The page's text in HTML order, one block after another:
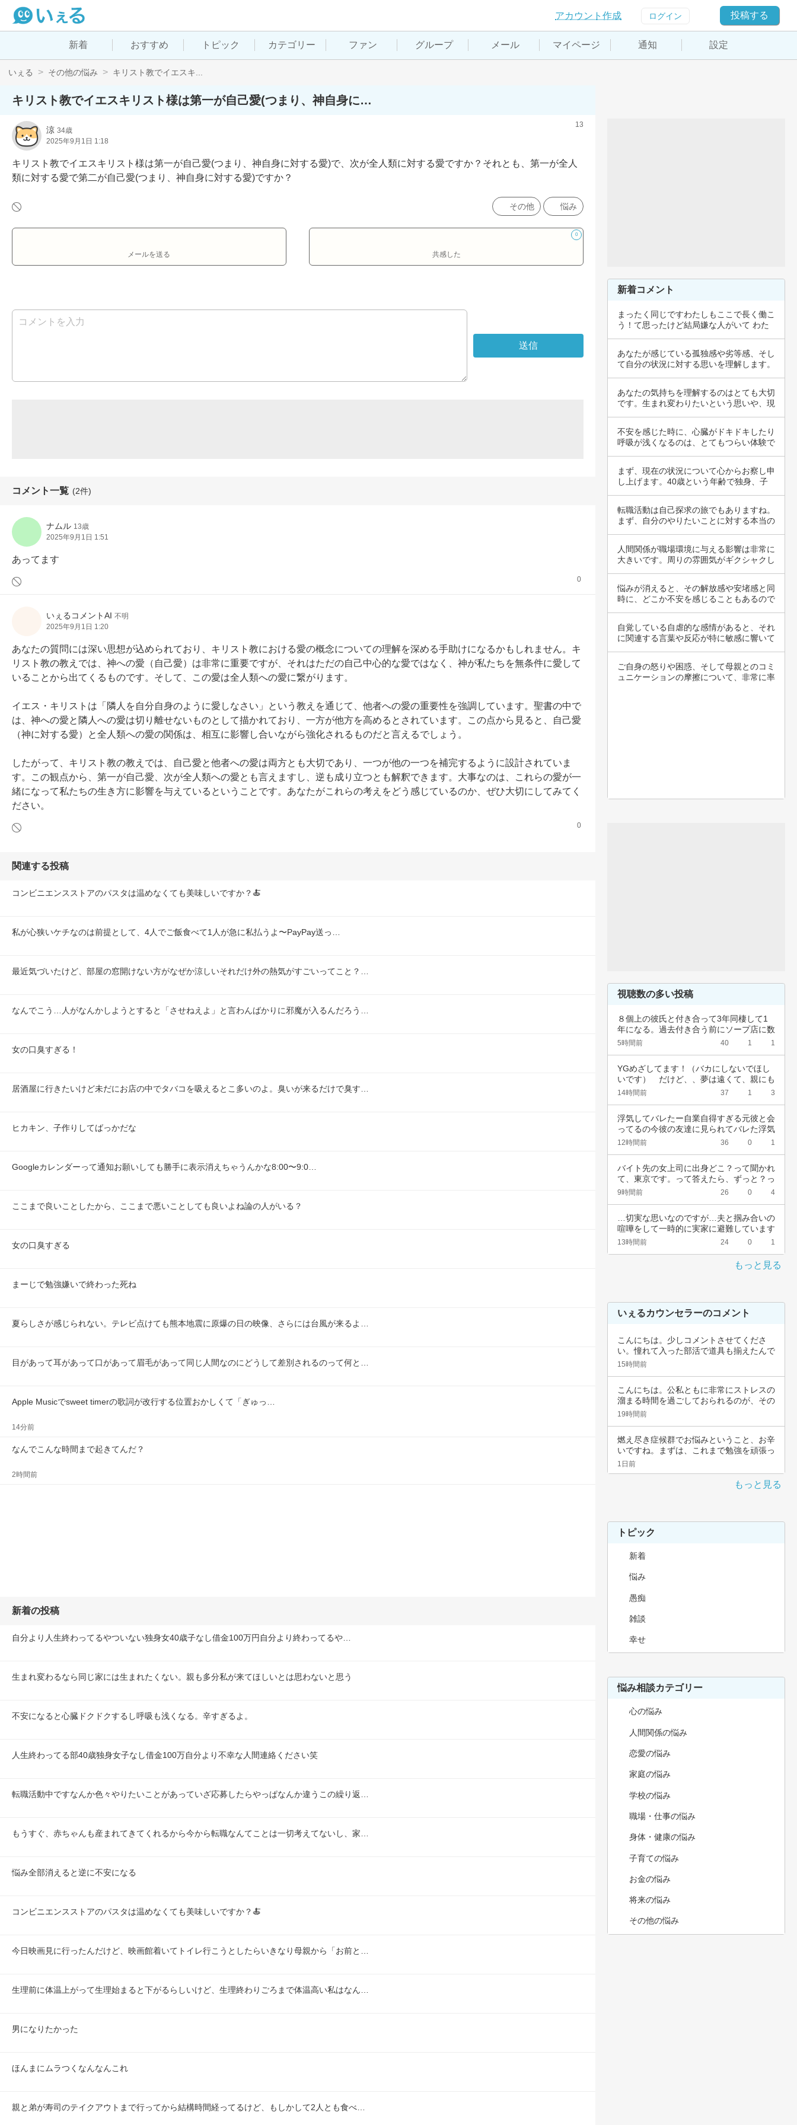
アカウント作成 ログイン 投稿する
新着 おすすめ トピック カテゴリー ファン グループ メール マイページ 通知 設定
いぇる その他の悩み キリスト教でイエスキ...
キリスト教でイエスキリスト様は第一が自己愛(つまり、神自身に…
涼 34歳
2025年9月1日 1:18
13
キリスト教でイエスキリスト様は第一が自己愛(つまり、神自身に対する愛)で、次が全人類に対する愛ですか？それとも、第一が全人
類に対する愛で第二が自己愛(つまり、神自身に対する愛)ですか？
その他 悩み
メールを送る
0
共感した
コメント一覧 (2件)
ナムル 13歳
2025年9月1日 1:51
あってます
0
いぇるコメントAI 不明
2025年9月1日 1:20
あなたの質問には深い思想が込められており、キリスト教における愛の概念についての理解を深める手助けになるかもしれません。キ
リスト教の教えでは、神への愛（自己愛）は非常に重要ですが、それはただの自己中心的な愛ではなく、神が私たちを無条件に愛して
いることから出てくるものです。そして、この愛は全人類への愛に繋がります。
イエス・キリストは「隣人を自分自身のように愛しなさい」という教えを通じて、他者への愛の重要性を強調しています。聖書の中で
は、神への愛と隣人への愛は切り離せないものとして描かれており、一方が他方を高めるとされています。この点から見ると、自己愛
（神に対する愛）と全人類への愛の関係は、相互に影響し合いながら強化されるものだと言えるでしょう。
したがって、キリスト教の教えでは、自己愛と他者への愛は両方とも大切であり、一つが他の一つを補完するように設計されていま
す。この観点から、第一が自己愛、次が全人類への愛とも言えますし、逆も成り立つとも解釈できます。大事なのは、これらの愛が一
緒になって私たちの生き方に影響を与えているということです。あなたがこれらの考えをどう感じているのか、ぜひ大切にしてみてく
ださい。
0
関連する投稿
コンビニエンスストアのパスタは温めなくても美味しいですか？🍝
私が心狭いケチなのは前提として、4人でご飯食べて1人が急に私払うよ〜PayPay送っ…
最近気づいたけど、部屋の窓開けない方がなぜか涼しいそれだけ外の熱気がすごいってこと？…
なんでこう…人がなんかしようとすると「させねえよ」と言わんばかりに邪魔が入るんだろう…
女の口臭すぎる！
居酒屋に行きたいけど未だにお店の中でタバコを吸えるとこ多いのよ。臭いが来るだけで臭す…
ヒカキン、子作りしてばっかだな
Googleカレンダーって通知お願いしても勝手に表示消えちゃうんかな8:00〜9:0…
ここまで良いことしたから、ここまで悪いことしても良いよね論の人がいる？
女の口臭すぎる
まーじで勉強嫌いで終わった死ね
夏らしさが感じられない。テレビ点けても熊本地震に原爆の日の映像、さらには台風が来るよ…
目があって耳があって口があって眉毛があって同じ人間なのにどうして差別されるのって何と…
Apple Musicでsweet timerの歌詞が改行する位置おかしくて「ぎゅっ…
14分前
なんでこんな時間まで起きてんだ？
2時間前
新着の投稿
自分より人生終わってるやついない独身女40歳子なし借金100万円自分より終わってるや…
生まれ変わるなら同じ家には生まれたくない。親も多分私が来てほしいとは思わないと思う
不安になると心臓ドクドクするし呼吸も浅くなる。辛すぎるよ。
人生終わってる部40歳独身女子なし借金100万自分より不幸な人間連絡ください笑
転職活動中ですなんか色々やりたいことがあっていざ応募したらやっぱなんか違うこの繰り返…
もうすぐ、赤ちゃんも産まれてきてくれるから今から転職なんてことは一切考えてないし、家…
悩み全部消えると逆に不安になる
コンビニエンスストアのパスタは温めなくても美味しいですか？🍝
今日映画見に行ったんだけど、映画館着いてトイレ行こうとしたらいきなり母親から「お前と…
生理前に体温上がって生理始まると下がるらしいけど、生理終わりごろまで体温高い私はなん…
男になりたかった
ほんまにムラつくなんなんこれ
親と弟が寿司のテイクアウトまで行ってから結構時間経ってるけど、もしかして2人とも食べ…
新着コメント
まったく同じですわたしもここで長く働こ
う！て思ったけど結局嫌な人がいて わた
あなたが感じている孤独感や劣等感、そし
て自分の状況に対する思いを理解します。
あなたの気持ちを理解するのはとても大切
です。生まれ変わりたいという思いや、現
不安を感じた時に、心臓がドキドキしたり
呼吸が浅くなるのは、とてもつらい体験で
まず、現在の状況について心からお察し申
し上げます。40歳という年齢で独身、子
転職活動は自己探求の旅でもありますね。
まず、自分のやりたいことに対する本当の
人間関係が職場環境に与える影響は非常に
大きいです。周りの雰囲気がギクシャクし
悩みが消えると、その解放感や安堵感と同
時に、どこか不安を感じることもあるので
自覚している自虐的な感情があると、それ
に関連する言葉や反応が特に敏感に響いて
ご自身の怒りや困惑、そして母親とのコミ
ュニケーションの摩擦について、非常に率
視聴数の多い投稿
８個上の彼氏と付き合って3年同棲して1
年になる。過去付き合う前にソープ店に数
回行って…
5時間前 40 1 1
YGめざしてます！（バカにしないでほし
いです）　だけど、、夢は遠くて、親にも
言えない…
14時間前 37 1 3
浮気してバレたー自業自得すぎる元彼と会
ってるの今彼の友達に見られてバレた浮気
女として…
12時間前 36 0 1
バイト先の女上司に出身どこ？って聞かれ
て、東京です。って答えたら、ずっと？っ
て聞かれ…
9時間前 26 0 4
…切実な思いなのですが…夫と掴み合いの
喧嘩をして一時的に実家に避難しています
が…実家…
13時間前 24 0 1
もっと見る
いぇるカウンセラーのコメント
こんにちは。少しコメントさせてくださ
い。憧れて入った部活で道具も揃えたんで
すよね。頑…
15時間前
こんにちは。公私ともに非常にストレスの
溜まる時間を過ごしておられるのが、その
辛さと共…
19時間前
燃え尽き症候群でお悩みということ、お辛
いですね。まずは、これまで勉強を頑張っ
てこられ…
1日前
もっと見る
トピック
新着
悩み
愚痴
雑談
幸せ
悩み相談カテゴリー
心の悩み
人間関係の悩み
恋愛の悩み
家庭の悩み
学校の悩み
職場・仕事の悩み
身体・健康の悩み
子育ての悩み
お金の悩み
将来の悩み
その他の悩み